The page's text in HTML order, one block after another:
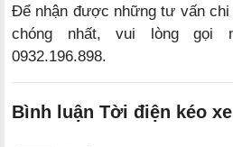
Để nhận được những tư vấn chi
chóng nhất, vui lòng gọi
0932.196.898.
Bình luận Tời điện kéo xe